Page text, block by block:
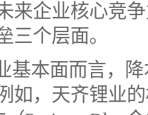
来企业核心竞
三个层面。
基本面而言，
如，天齐锂业